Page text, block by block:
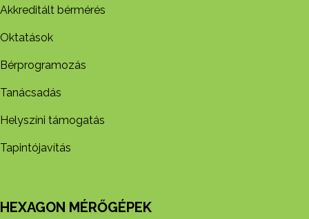
Akkreditált bérmérés
Oktatások
Bérprogramozás
Tanácsadás
Helyszíni támogatás
Tapintójavítás
HEXAGON MÉRŐGÉPEK